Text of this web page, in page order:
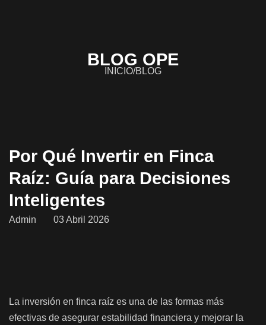
BLOG OPE
INICIO/BLOG
Por Qué Invertir en Finca
Raíz: Guía para Decisiones
Inteligentes
Admin 03 Abril 2026
La inversión en finca raíz es una de las formas más
efectivas de asegurar estabilidad financiera y mejorar la